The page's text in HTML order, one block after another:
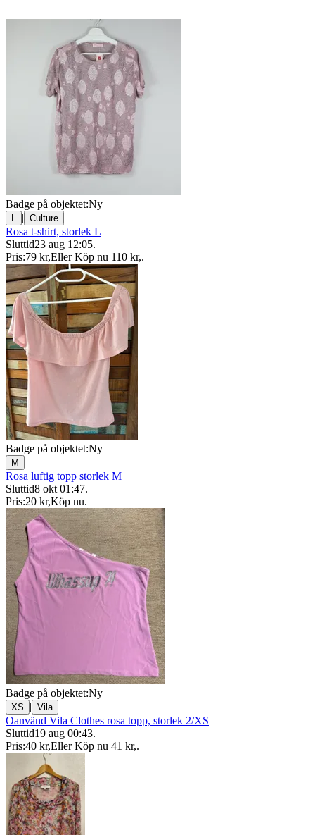
Badge på objektet:Ny
L | Culture
Rosa t-shirt, storlek L
Sluttid23 aug 12:05.
Pris:79 kr,Eller Köp nu 110 kr,.
Badge på objektet:Ny
M
Rosa luftig topp storlek M
Sluttid8 okt 01:47.
Pris:20 kr,Köp nu.
Badge på objektet:Ny
XS | Vila
Oanvänd Vila Clothes rosa topp, storlek 2/XS
Sluttid19 aug 00:43.
Pris:40 kr,Eller Köp nu 41 kr,.